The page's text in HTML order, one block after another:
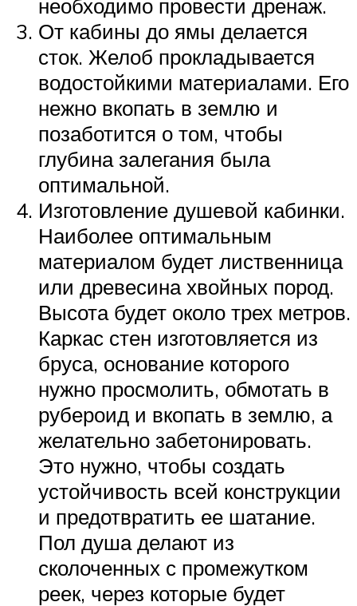
необходимо провести дренаж.
От кабины до ямы делается
сток. Желоб прокладывается
водостойкими материалами. Его
нежно вкопать в землю и
позаботится о том, чтобы
глубина залегания была
оптимальной.
Изготовление душевой кабинки.
Наиболее оптимальным
материалом будет лиственница
или древесина хвойных пород.
Высота будет около трех метров.
Каркас стен изготовляется из
бруса, основание которого
нужно просмолить, обмотать в
рубероид и вкопать в землю, а
желательно забетонировать.
Это нужно, чтобы создать
устойчивость всей конструкции
и предотвратить ее шатание.
Пол душа делают из
сколоченных с промежутком
реек, через которые будет